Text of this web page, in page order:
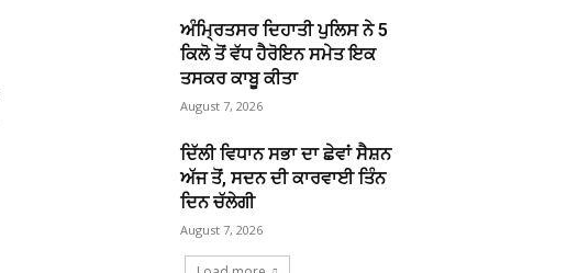
ਅੰਮ੍ਰਿਤਸਰ ਦਿਹਾਤੀ ਪੁਲਿਸ ਨੇ 5
ਕਿਲੋ ਤੋਂ ਵੱਧ ਹੈਰੋਇਨ ਸਮੇਤ ਇਕ
ਤਸਕਰ ਕਾਬੂ ਕੀਤਾ
August 7, 2026
ਦਿੱਲੀ ਵਿਧਾਨ ਸਭਾ ਦਾ ਛੇਵਾਂ ਸੈਸ਼ਨ
ਅੱਜ ਤੋਂ, ਸਦਨ ਦੀ ਕਾਰਵਾਈ ਤਿੰਨ
ਦਿਨ ਚੱਲੇਗੀ
August 7, 2026